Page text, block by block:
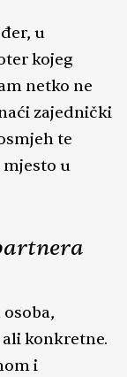
u
kojeg
netko ne
zajednički
te
u
konkretne.
i